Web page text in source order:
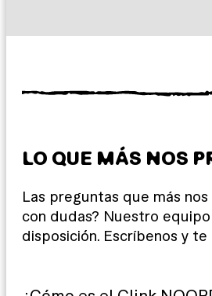
LO QUE MÁS NOS
Las preguntas que más nos
con dudas? Nuestro
disposición. Escríbenos y te